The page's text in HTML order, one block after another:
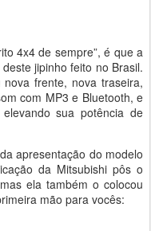
4x4 de sempre”, é que a
jipinho feito no Brasil.
frente, nova traseira,
com MP3 e Bluetooth, e
sua potência de
apresentação do modelo
da Mitsubishi pôs o
ela também o colocou
mão para vocês: